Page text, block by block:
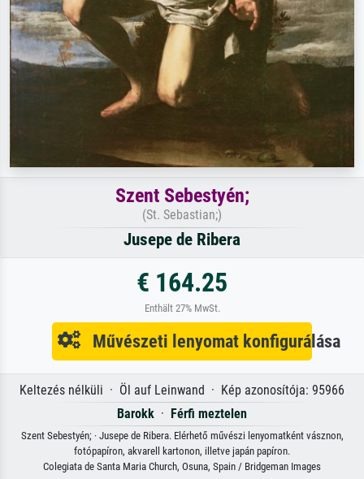
Szent Sebestyén;
(St. Sebastian;)
Jusepe de Ribera
€ 164.25
Enthält 27% MwSt.
Művészeti lenyomat konfigurálása
Keltezés nélküli · Öl auf Leinwand · Kép azonosítója: 95966
Barokk · Férfi meztelen
Szent Sebestyén; · Jusepe de Ribera. Elérhető művészi lenyomatként vásznon,
fotópapíron, akvarell kartonon, illetve japán papíron.
Colegiata de Santa Maria Church, Osuna, Spain / Bridgeman Images